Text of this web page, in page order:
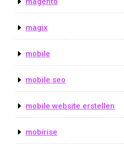
magix
mobile
mobile seo
mobile website erstellen
mobirise